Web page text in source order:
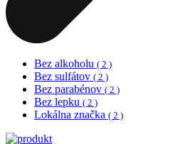
Bez alkoholu ( 2 )
Bez sulfátov ( 2 )
Bez parabénov ( 2 )
Bez lepku ( 2 )
Lokálna značka ( 2 )